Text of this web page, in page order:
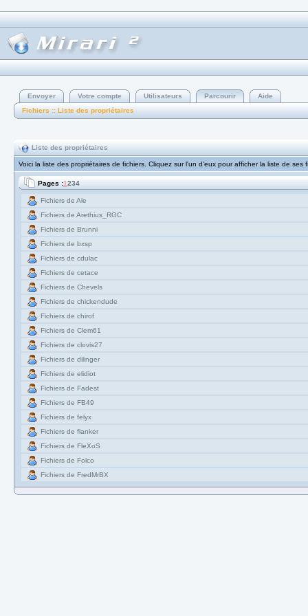
Envoyer Votre compte Utilisateurs Parcourir
Aide
Fichiers :: Liste des propriétaires
Liste des propriétaires
Voici la liste des propriétaires de fichiers. Cliquez sur l'un d'eux pour afficher la liste de ses
Pages :1234
Fichiers de Ale
Fichiers de Arethius_RGC
Fichiers de Brunni
Fichiers de bxsp
Fichiers de cdulac
Fichiers de cetace
Fichiers de Chevels
Fichiers de chickendude
Fichiers de chirof
Fichiers de Clem61
Fichiers de clovis27
Fichiers de dilinger
Fichiers de elidiot
Fichiers de Fadest
Fichiers de FB49
Fichiers de felyx
Fichiers de flanker
Fichiers de FleXoS
Fichiers de Folco
Fichiers de FredMrBX